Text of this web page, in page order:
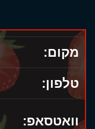
מקום:
טלפון:
וואטסאפ: